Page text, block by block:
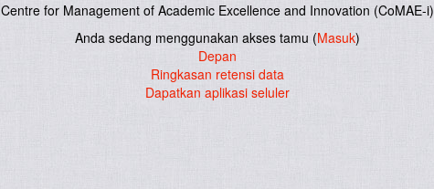
Centre for Management of Academic Excellence and Innovation (CoMAE-i)
Anda sedang menggunakan akses tamu (Masuk)
Depan
Ringkasan retensi data
Dapatkan aplikasi seluler